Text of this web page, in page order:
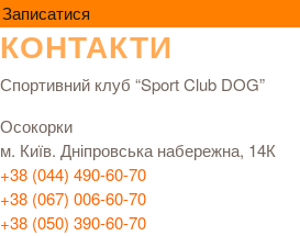
Записатися
КОНТАКТИ
Спортивний клуб “Sport Club DOG”
Осокорки
м. Київ. Дніпровська набережна, 14К
+38 (044) 490-60-70
+38 (067) 006-60-70
+38 (050) 390-60-70